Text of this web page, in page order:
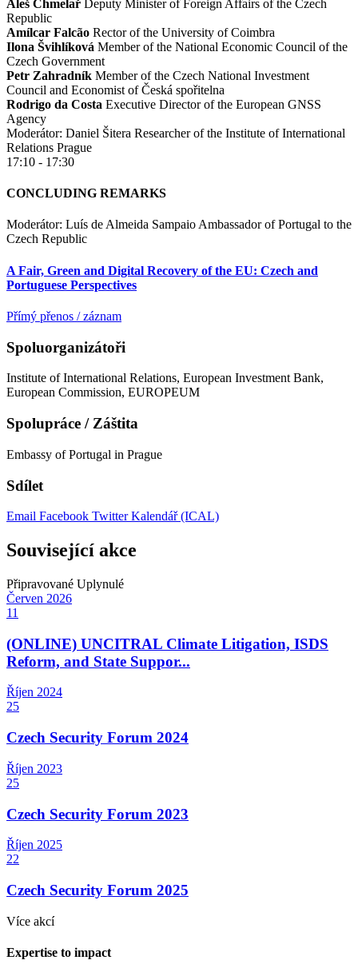
Aleš Chmelař
Deputy Minister of Foreign Affairs of the Czech
Republic
Amílcar Falcão Rector of the University of Coimbra
Ilona Švihlíková Member of the National Economic Council of the
Czech Government
Petr Zahradník Member of the Czech National Investment
Council and Economist of Česká spořitelna
Rodrigo da Costa Executive Director of the European GNSS
Agency
Moderátor: Daniel Šitera Researcher of the Institute of International
Relations Prague
17:10 - 17:30
CONCLUDING REMARKS
Moderátor: Luís de Almeida Sampaio Ambassador of Portugal to the
Czech Republic
A Fair, Green and Digital Recovery of the EU: Czech and
Portuguese Perspectives
Přímý přenos / záznam
Spoluorganizátoři
Institute of International Relations, European Investment Bank,
European Commission, EUROPEUM
Spolupráce / Záštita
Embassy of Portugal in Prague
Sdílet
Email Facebook TwitterKalendář (ICAL)
Související akce
Připravované Uplynulé
Červen 2026
11
(ONLINE) UNCITRAL Climate Litigation, ISDS
Reform, and State Suppor...
Říjen 2024
25
Czech Security Forum 2024
Říjen 2023
25
Czech Security Forum 2023
Říjen 2025
22
Czech Security Forum 2025
Více akcí
Expertise to impact